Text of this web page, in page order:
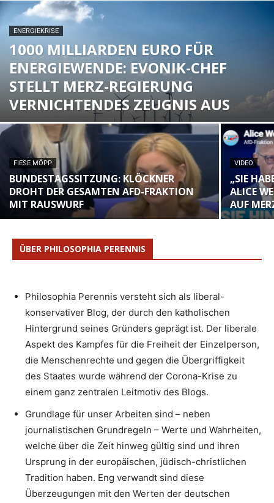
ENERGIEKRISE
1000 MILLIARDEN EURO FÜR
ENERGIEWENDE: EVONIK-CHEF
STELLT MERZ-REGIERUNG
VERNICHTENDES ZEUGNIS AUS
FIESE MÖPP
BUNDESTAGSSITZUNG: KLÖCKNER
DROHT DER GESAMTEN AFD-FRAKTION
MIT RAUSWURF
VIDEO
„SIE
ALICE
AUF
ÜBER PHILOSOPHIA PERENNIS
Philosophia Perennis versteht sich als liberal-
konservativer Blog, der durch den katholischen
Hintergrund seines Gründers geprägt ist. Der liberale
Aspekt des Kampfes für die Freiheit der Einzelperson,
die Menschenrechte und gegen die Übergriffigkeit
des Staates wurde während der Corona-Krise zu
einem ganz zentralen Leitmotiv des Blogs.
Grundlage für unser Arbeiten sind – neben
journalistischen Grundregeln – Werte und Wahrheiten,
welche über die Zeit hinweg gültig sind und ihren
Ursprung in der europäischen, jüdisch-christlichen
Tradition haben. Eng verwandt sind diese
Überzeugungen mit den Werten der deutschen